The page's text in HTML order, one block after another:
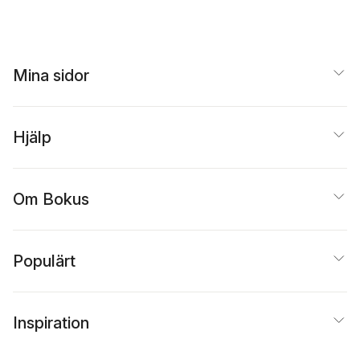
Mina sidor
Hjälp
Om Bokus
Populärt
Inspiration